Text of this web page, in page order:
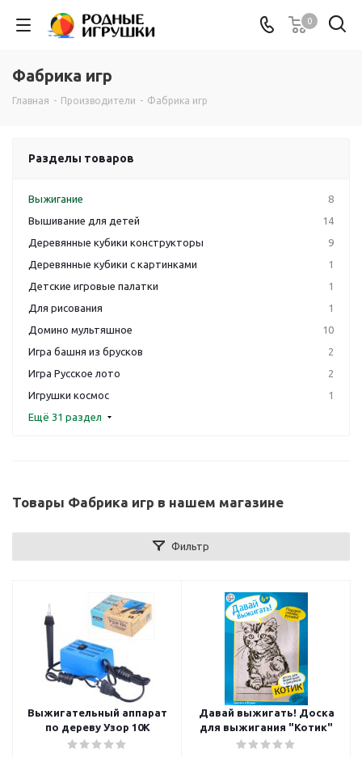
0
Фабрика игр
Главная - Производители - Фабрика игр
Разделы товаров
Выжигание
8
Вышивание для детей
14
Деревянные кубики конструкторы
9
Деревянные кубики с картинками
1
Детские игровые палатки
1
Для рисования
1
Домино мультяшное
10
Игра башня из брусков
2
Игра Русское лото
2
Игрушки космос
1
Ещё 31 раздел
Товары Фабрика игр в нашем магазине
Фильтр
Выжигательный аппарат
по дереву Узор 10К
Давай выжигать! Доска
для выжигания "Котик"